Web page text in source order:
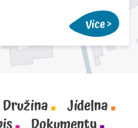
Více
Družina
Jídelna